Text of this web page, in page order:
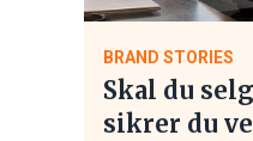
BRAND STORIES
Skal du
sikrer du